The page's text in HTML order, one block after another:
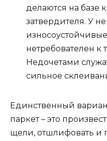
делаются на базе
затвердителя. У
нетребователен к
Недочетами
сильное
Единственный
паркет – это
щели, отшлифовать и